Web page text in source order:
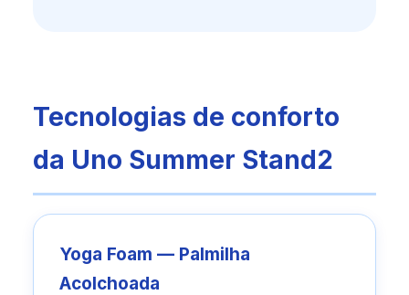
Tecnologias de conforto
da Uno Summer Stand2
Yoga Foam — Palmilha
Acolchoada